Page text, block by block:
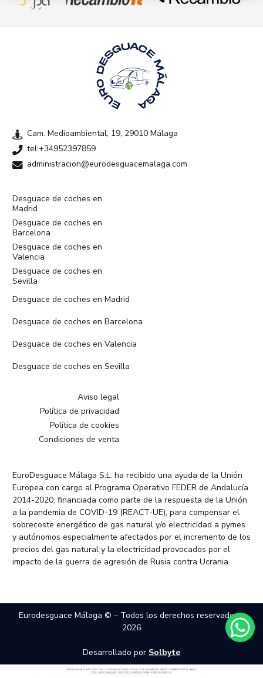
Cam. Medioambiental, 19, 29010 Málaga
tel:+34952397859
administracion@eurodesguacemalaga.com
Desguace de coches en
Madrid
Desguace de coches en
Barcelona
Desguace de coches en
Valencia
Desguace de coches en
Sevilla
Desguace de coches en Madrid
Desguace de coches en Barcelona
Desguace de coches en Valencia
Desguace de coches en Sevilla
Aviso legal
Política de privacidad
Política de cookies
Condiciones de venta
EuroDesguace Málaga S.L. ha recibido una ayuda de la Unión
Europea con cargo al Programa Operativo FEDER de Andalucía
2014-2020, financiada como parte de la respuesta de la Unión
a la pandemia de COVID-19 (REACT-UE), para compensar el
sobrecoste energético de gas natural y/o electricidad a pymes
y autónomos especialmente afectados por el incremento de los
precios del gas natural y la electricidad provocados por el
impacto de la guerra de agresión de Rusia contra Ucrania.
Eurodesguace Málaga © – Todos los derechos reservados –
2026
Desarrollado por Solbyte